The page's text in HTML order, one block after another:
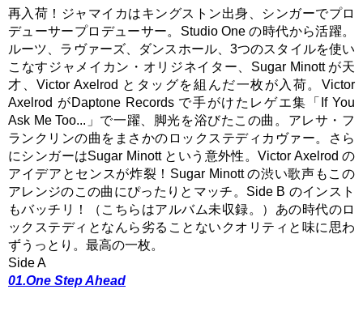
再入荷！ジャマイカはキングストン出身、シンガーでプロ
デューサープロデューサー。Studio One の時代から活躍。
ルーツ、ラヴァーズ、ダンスホール、3つのスタイルを使い
こなすジャメイカン・オリジネイター、Sugar Minott が天
才、Victor Axelrod とタッグを組んだ一枚が入荷。Victor
Axelrod がDaptone Records で手がけたレゲエ集「If You
Ask Me Too...」で一躍、脚光を浴びたこの曲。アレサ・フ
ランクリンの曲をまさかのロックステディカヴァー。さら
にシンガーはSugar Minott という意外性。Victor Axelrod の
アイデアとセンスが炸裂！Sugar Minott の渋い歌声もこの
アレンジのこの曲にぴったりとマッチ。Side B のインスト
もバッチリ！（こちらはアルバム未収録。）あの時代のロ
ックステディとなんら劣ることないクオリティと味に思わ
ずうっとり。最高の一枚。
Side A
01.One Step Ahead